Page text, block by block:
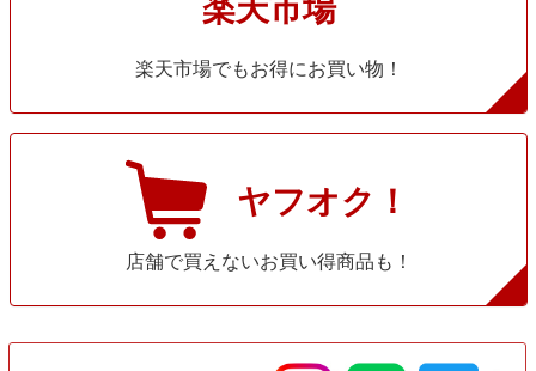
楽天市場でもお得にお買い物！
ヤフオク！
店舗で買えないお買い得商品も！